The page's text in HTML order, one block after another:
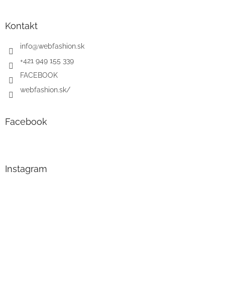
Kontakt
info@webfashion.sk
+421 949 155 339
FACEBOOK
webfashion.sk/
Facebook
Instagram